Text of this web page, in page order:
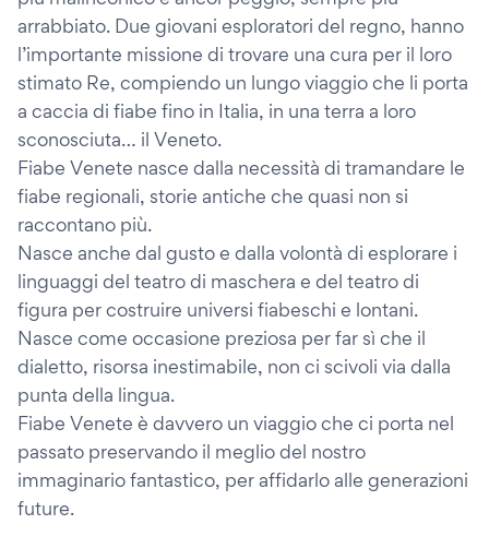
arrabbiato. Due giovani esploratori del regno, hanno
l’importante missione di trovare una cura per il loro
stimato Re, compiendo un lungo viaggio che li porta
a caccia di fiabe fino in Italia, in una terra a loro
sconosciuta… il Veneto.
Fiabe Venete nasce dalla necessità di tramandare le
fiabe regionali, storie antiche che quasi non si
raccontano più.
Nasce anche dal gusto e dalla volontà di esplorare i
linguaggi del teatro di maschera e del teatro di
figura per costruire universi fiabeschi e lontani.
Nasce come occasione preziosa per far sì che il
dialetto, risorsa inestimabile, non ci scivoli via dalla
punta della lingua.
Fiabe Venete è davvero un viaggio che ci porta nel
passato preservando il meglio del nostro
immaginario fantastico, per affidarlo alle generazioni
future.